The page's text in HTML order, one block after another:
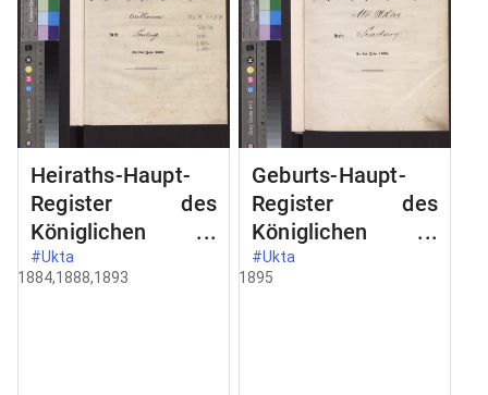
Heiraths-Haupt-
Register des
Königlichen
Preussischen
Standes-Amtes
#Ukta
1884,1888,1893
Geburts-Haupt-
Register des
Königlichen
Preussischen
Standes-Amtes
#Ukta
1895